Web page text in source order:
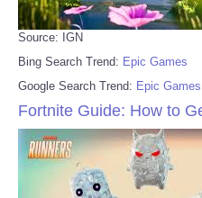
Source: IGN
Bing Search Trend: Epic Games
Google Search Trend: Epic Games
Fortnite Guide: How to